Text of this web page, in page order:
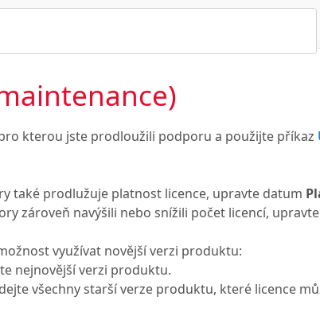
kterou jste prodloužili podporu a použijte příkaz
také prodlužuje platnost licence, upravte datum
zároveň navýšili nebo snížili počet licencí,
využívat novější verzi produktu:
nejnovější verzi produktu.
všechny starší verze produktu, které licence